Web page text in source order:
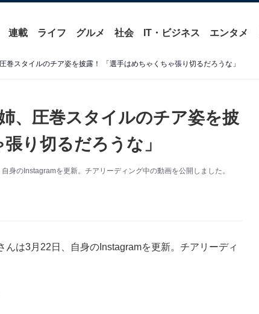
連載 ライフ グルメ 社会 IT・ビジネス エンタメ
巻スタイルのチア姿を披露！ 「選手はめちゃくちゃ張り切るだろうな」
、圧巻スタイルのチア姿を披
り切るだろうな」
身のInstagramを更新。チアリーディング中の動画を公開しました。
は3月22日、自身のInstagramを更新。チアリーディ